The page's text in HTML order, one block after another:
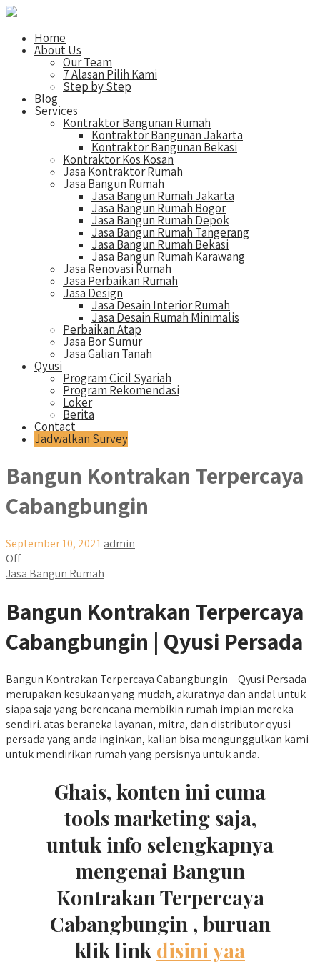
Home
About Us
Our Team
7 Alasan Pilih Kami
Step by Step
Blog
Services
Kontraktor Bangunan Rumah
Kontraktor Bangunan Jakarta
Kontraktor Bangunan Bekasi
Kontraktor Kos Kosan
Jasa Kontraktor Rumah
Jasa Bangun Rumah
Jasa Bangun Rumah Jakarta
Jasa Bangun Rumah Bogor
Jasa Bangun Rumah Depok
Jasa Bangun Rumah Tangerang
Jasa Bangun Rumah Bekasi
Jasa Bangun Rumah Karawang
Jasa Renovasi Rumah
Jasa Perbaikan Rumah
Jasa Design
Jasa Desain Interior Rumah
Jasa Desain Rumah Minimalis
Perbaikan Atap
Jasa Bor Sumur
Jasa Galian Tanah
Qyusi
Program Cicil Syariah
Program Rekomendasi
Loker
Berita
Contact
Jadwalkan Survey
Bangun Kontrakan Terpercaya
Cabangbungin
September 10, 2021admin
Off
Jasa Bangun Rumah
Bangun Kontrakan Terpercaya
Cabangbungin | Qyusi Persada
Bangun Kontrakan Terpercaya Cabangbungin – Qyusi Persada
merupakan kesukaan yang mudah, akuratnya dan andal untuk
siapa saja yang berencana membikin rumah impian mereka
sendiri. atas beraneka layanan, mitra, dan distributor qyusi
persada yang anda inginkan, kalian bisa mengunggulkan kami
untuk mendirikan rumah yang persisnya untuk anda.
Ghais, konten ini cuma
tools marketing saja,
untuk info selengkapnya
mengenai Bangun
Kontrakan Terpercaya
Cabangbungin , buruan
klik link disini yaa